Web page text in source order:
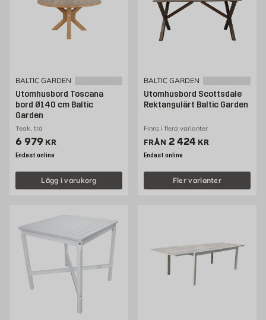
BALTIC GARDEN
Utomhusbord Toscana
bord Ø140 cm Baltic
Garden
Teak, trä
Pris 6979 kr
6 979 KR
Endast online
Lägg i varukorg
BALTIC GARDEN
Utomhusbord Scottsdale
Rektangulärt Baltic Garden
Finns i flera varianter
FRÅN Pris 2424 kr
2 424 KR
Endast online
Fler varianter